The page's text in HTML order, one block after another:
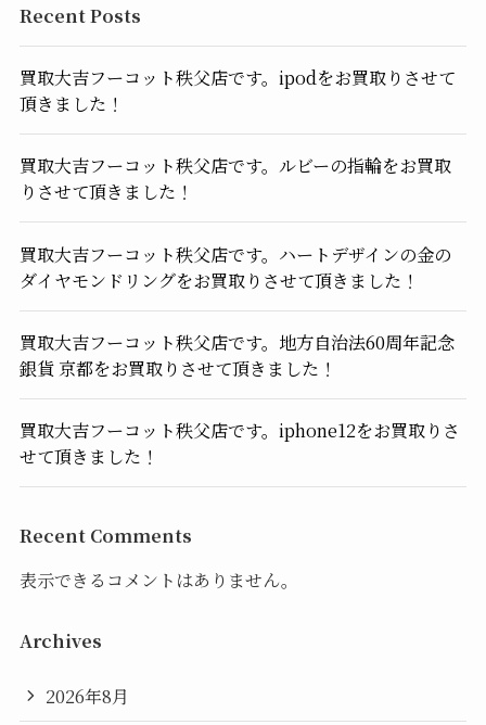
Recent Posts
買取大吉フーコット秩父店です。ipodをお買取りさせて
頂きました！
買取大吉フーコット秩父店です。ルビーの指輪をお買取
りさせて頂きました！
買取大吉フーコット秩父店です。ハートデザインの金の
ダイヤモンドリングをお買取りさせて頂きました！
買取大吉フーコット秩父店です。地方自治法60周年記念
銀貨 京都をお買取りさせて頂きました！
買取大吉フーコット秩父店です。iphone12をお買取りさ
せて頂きました！
Recent Comments
表示できるコメントはありません。
Archives
2026年8月